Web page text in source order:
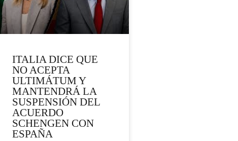
ITALIA DICE QUE
NO ACEPTA
ULTIMÁTUM Y
MANTENDRÁ LA
SUSPENSIÓN DEL
ACUERDO
SCHENGEN CON
ESPAÑA